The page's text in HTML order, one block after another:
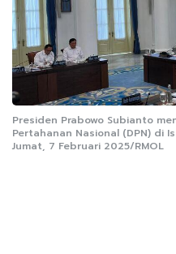
Presiden Prabowo Subianto
Pertahanan Nasional (DPN) di
Jumat, 7 Februari 2025/RMOL